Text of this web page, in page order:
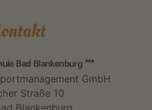
Bad Blankenburg ***
GmbH
Straße 10